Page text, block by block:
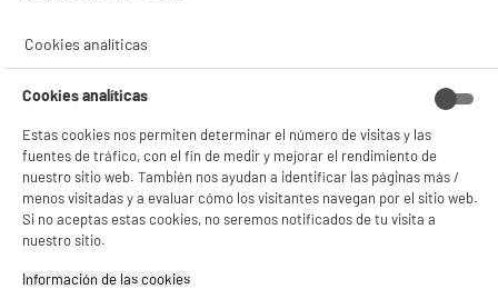
NO SOLO TENEMOS LOS MEJORES PRECIOS
101.669 opiniones
autentificadas por
ELECTRO DEPOT
★★★★★
★★★★★
4,26
PAGO SEGURO GARANTÍAS
Cookies analíticas
Cookies analíticas
Estas cookies nos permiten determinar el número de visitas y las
fuentes de tráfico, con el fin de medir y mejorar el rendimiento de
nuestro sitio web. También nos ayudan a identificar las páginas más /
menos visitadas y a evaluar cómo los visitantes navegan por el sitio web.
Si no aceptas estas cookies, no seremos notificados de tu visita a
nuestro sitio.
Información de las cookies‎